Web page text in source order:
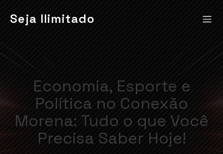
Seja Ilimitado
Economia, Esporte e
Política no Conexão
Morena: Tudo o que Você
Precisa Saber Hoje!